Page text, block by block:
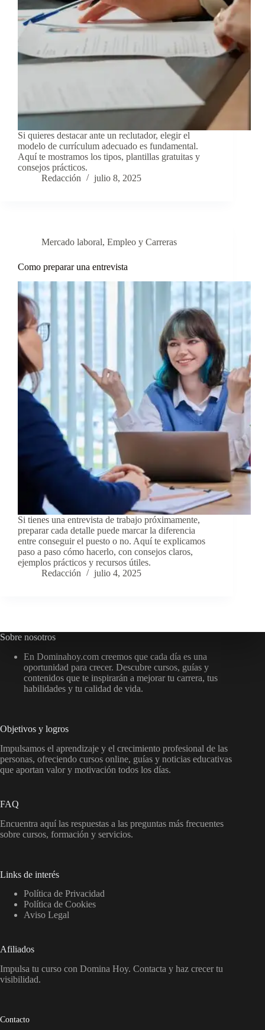
Si quieres destacar ante un reclutador, elegir el
modelo de currículum adecuado es fundamental.
Aquí te mostramos los tipos, plantillas gratuitas y
consejos prácticos.
Redacción
julio 8, 2025
Mercado laboral, Empleo y Carreras
Como preparar una entrevista
Si tienes una entrevista de trabajo próximamente,
preparar cada detalle puede marcar la diferencia
entre conseguir el puesto o no. Aquí te explicamos
paso a paso cómo hacerlo, con consejos claros,
ejemplos prácticos y recursos útiles.
Redacción
julio 4, 2025
Sobre nosotros
En Dominahoy.com creemos que cada día es una
oportunidad para crecer. Descubre cursos, guías y
contenidos que te inspirarán a mejorar tu carrera, tus
habilidades y tu calidad de vida.
Objetivos y logros
Impulsamos el aprendizaje y el crecimiento profesional de las
personas, ofreciendo cursos online, guías y noticias educativas
que aportan valor y motivación todos los días.
FAQ
Encuentra aquí las respuestas a las preguntas más frecuentes
sobre cursos, formación y servicios.
Links de interés
Política de Privacidad
Política de Cookies
Aviso Legal
Afiliados
Impulsa tu curso con Domina Hoy. Contacta y haz crecer tu
visibilidad.
Contacto